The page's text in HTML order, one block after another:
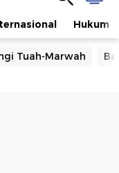
Hukum
Tuah-Marwah